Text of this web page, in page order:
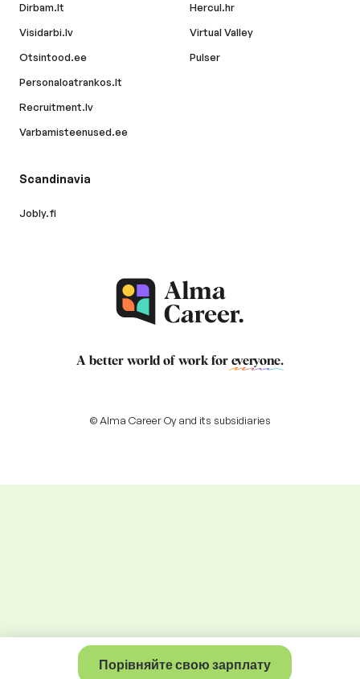
Порівняйте свою зарплату
Dirbam.lt
Visidarbi.lv
Otsintood.ee
Personaloatrankos.lt
Recruitment.lv
Varbamisteenused.ee
Hercul.hr
Virtual Valley
Pulser
Scandinavia
Jobly.fi
A better world of work for everyone.
© Alma Career Oy and its subsidiaries